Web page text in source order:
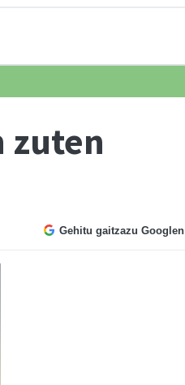
zuten
Gehitu gaitzazu Googlen